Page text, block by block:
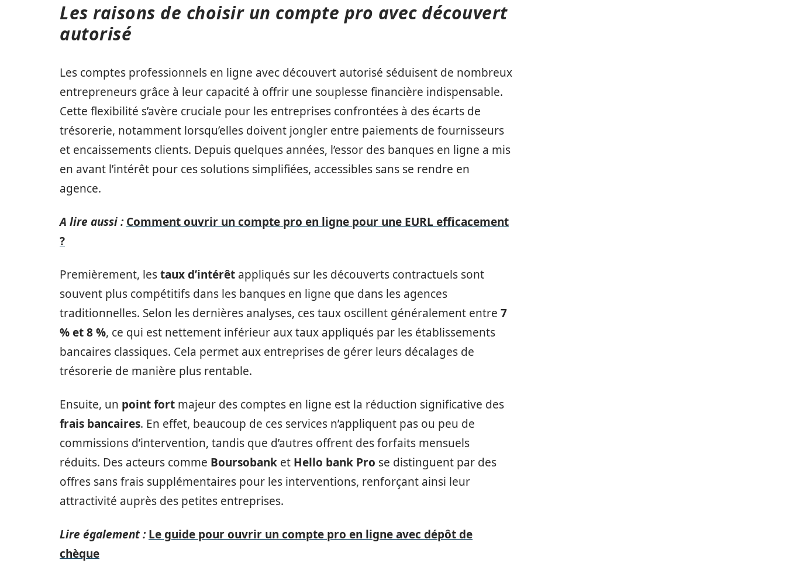
Les raisons de choisir un compte pro avec découvert
autorisé
Les comptes professionnels en ligne avec découvert autorisé séduisent de nombreux
entrepreneurs grâce à leur capacité à offrir une souplesse financière indispensable.
Cette flexibilité s’avère cruciale pour les entreprises confrontées à des écarts de
trésorerie, notamment lorsqu’elles doivent jongler entre paiements de fournisseurs
et encaissements clients. Depuis quelques années, l’essor des banques en ligne a mis
en avant l’intérêt pour ces solutions simplifiées, accessibles sans se rendre en
agence.
A lire aussi : Comment ouvrir un compte pro en ligne pour une EURL efficacement
?
Premièrement, lestaux d’intérêt appliqués sur les découverts contractuels sont
souvent plus compétitifs dans les banques en ligne que dans les agences
traditionnelles. Selon les dernières analyses, ces taux oscillent généralement entre 7
% et 8 %, ce qui est nettement inférieur aux taux appliqués par les établissements
bancaires classiques. Cela permet aux entreprises de gérer leurs décalages de
trésorerie de manière plus rentable.
Ensuite, un point fort majeur des comptes en ligne est la réduction significative des
frais bancaires. En effet, beaucoup de ces services n’appliquent pas ou peu de
commissions d’intervention, tandis que d’autres offrent des forfaits mensuels
réduits. Des acteurs comme Boursobank et Hello bank Pro se distinguent par des
offres sans frais supplémentaires pour les interventions, renforçant ainsi leur
attractivité auprès des petites entreprises.
Lire également : Le guide pour ouvrir un compte pro en ligne avec dépôt de
chèque